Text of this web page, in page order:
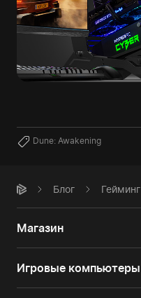
Dune: Awakening
Блог Гейминг
Магазин
Игровые компьютеры